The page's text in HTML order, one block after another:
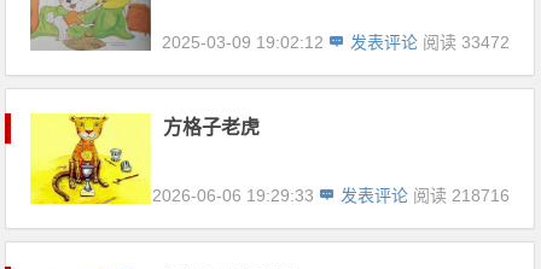
2025-03-09 19:02:12 发表评论 阅读 33472
方格子老虎
2026-06-06 19:29:33 发表评论 阅读 218716